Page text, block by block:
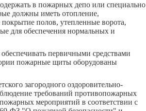
в пожарных депо или специально
должны иметь отопление,
полов, утепленные ворота,
для обеспечения нормальных и
первичными средствами
пожарные щиты оборудованы
загородного оздоровительно-
требований противопожарных
мероприятий в соответствии с